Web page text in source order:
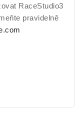
RaceStudio3
pravidelně